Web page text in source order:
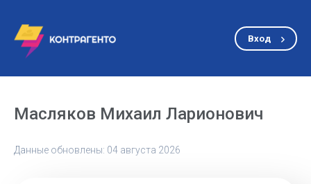
Вход
Масляков Михаил Ларионович
Данные обновлены: 04 августа 2026